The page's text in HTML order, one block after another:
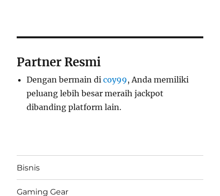
Partner Resmi
Dengan bermain dicoy99, Anda memiliki
peluang lebih besar meraih jackpot
dibanding platform lain.
Bisnis
Gaming Gear